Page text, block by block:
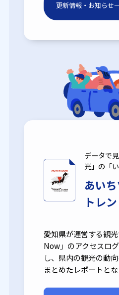
更新情報・お知らせ
データで
光」の「い
あい
トレ
愛知県が運営する観
Now」のアクセスロ
し、県内の観光の動
まとめたレポートとな